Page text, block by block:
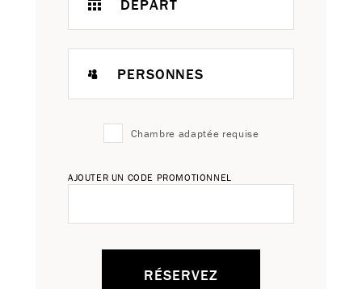
DÉPART
PERSONNES
Chambre adaptée requise
AJOUTER UN CODE PROMOTIONNEL
RÉSERVEZ